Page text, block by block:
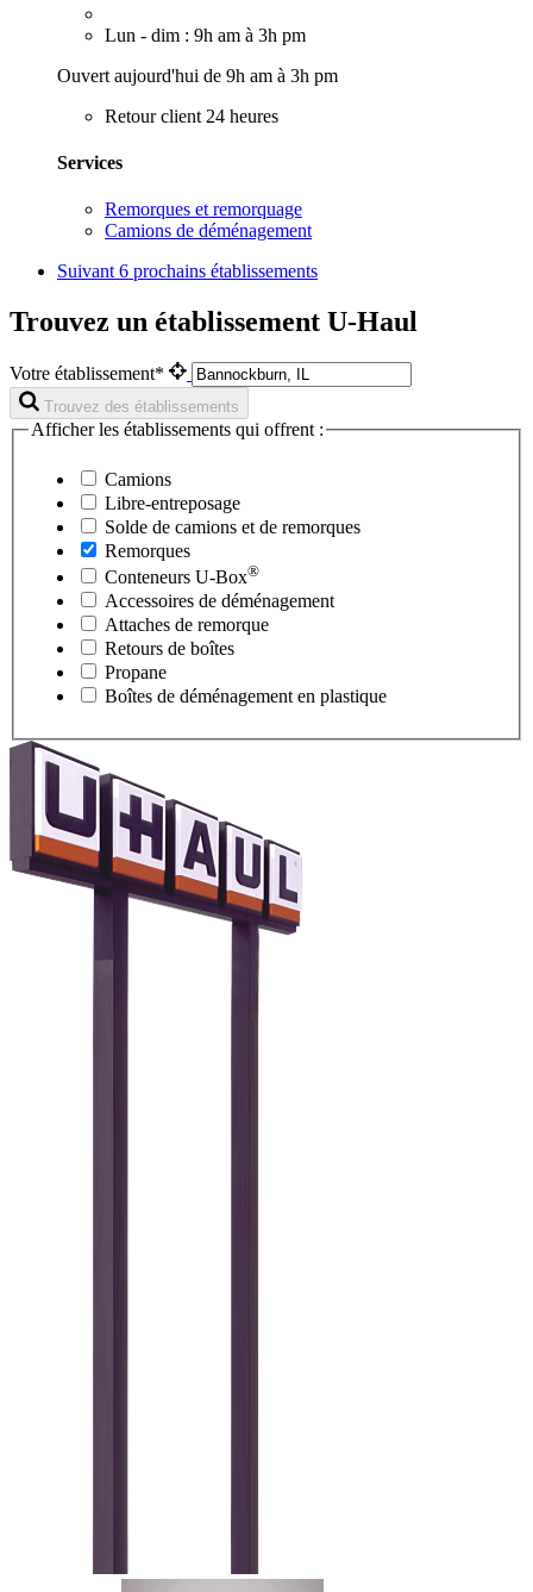
Lun - dim : 9h am à 3h pm
Ouvert aujourd'hui de 9h am à 3h pm
Retour client 24 heures
Services
Remorques et remorquage
Camions de déménagement
Suivant 6 prochains établissements
Trouvez un établissement U-Haul
Votre établissement*
Trouvez des établissements
Afficher les établissements qui offrent :
Camions
Libre-entreposage
Solde de camions et de remorques
Remorques
Conteneurs U-Box®
Accessoires de déménagement
Attaches de remorque
Retours de boîtes
Propane
Boîtes de déménagement en plastique